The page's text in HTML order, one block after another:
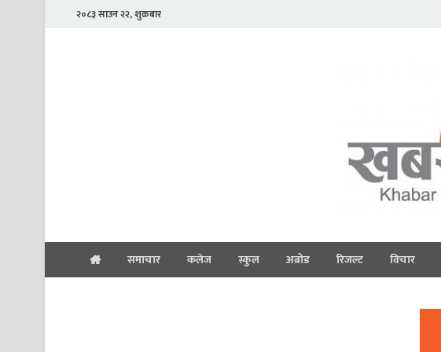
२०८३ साउन २२, शुक्रबार
समाचार कलेज स्कुल अब्रोड रिजल्ट विचार